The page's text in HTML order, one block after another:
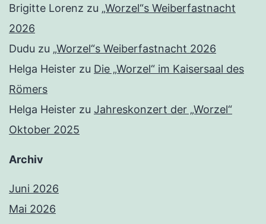
Brigitte Lorenz zu „Worzel“s Weiberfastnacht
2026
Dudu zu „Worzel“s Weiberfastnacht 2026
Helga Heister zu Die „Worzel“ im Kaisersaal des
Römers
Helga Heister zu Jahreskonzert der „Worzel“
Oktober 2025
Archiv
Juni 2026
Mai 2026